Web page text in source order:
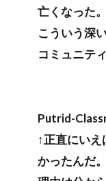
亡くなった。
こういう深
コミュニテ
Putrid-
↑正直にい
かったんだ。